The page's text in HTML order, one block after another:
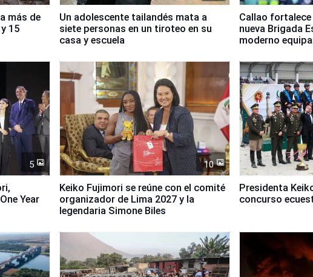
más de
15
Un adolescente tailandés mata a
siete personas en un tiroteo en su
casa y escuela
Callao
nueva Brigada
moderno
5
Year
10
Keiko Fujimori se reúne con el comité
organizador de Lima 2027 y la
legendaria Simone Biles
Presidenta
concurso